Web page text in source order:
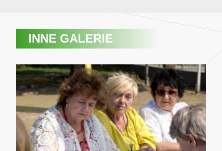
INNE GALERIE